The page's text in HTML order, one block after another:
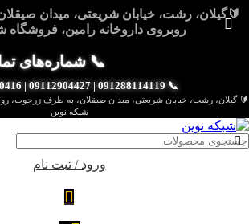
🔰گیلان، رشت، خیابان شریعتی، میدان
روبروی داروخانه رامین، فروشگاه
📞 شماره‌های تماس : 091288114119 |
📞 091288114119 | 09112904427 | 01333360416
🔰 گیلان، رشت، خیابان شریعتی، میدان صیقلان، به طرف زرجوب،
شبکه نوین
ورود / ثبت نام